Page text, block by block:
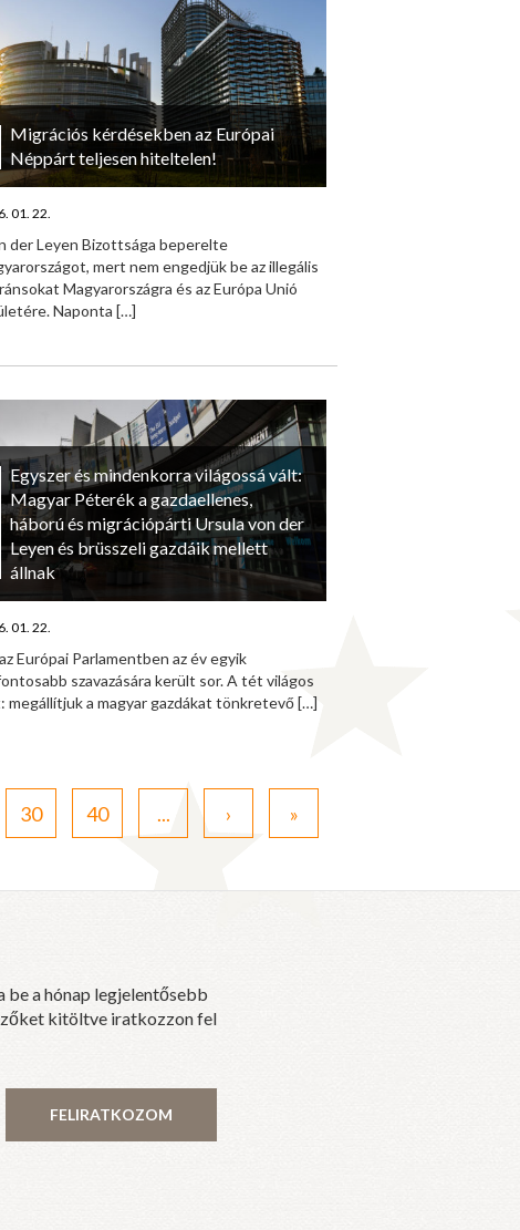
Migrációs kérdésekben az Európai
Néppárt teljesen hiteltelen!
01. 22.
der Leyen Bizottsága beperelte
mert nem engedjük be az illegális
Magyarországra és az Európa Unió
Naponta […]
Egyszer és mindenkorra világossá vált:
Magyar Péterék a gazdaellenes,
háború és migrációpárti Ursula von der
Leyen és brüsszeli gazdáik mellett
állnak
01. 22.
Európai Parlamentben az év egyik
szavazására került sor. A tét világos
megállítjuk a magyar gazdákat tönkretevő […]
30 40 ... › »
be a hónap legjelentősebb
kitöltve iratkozzon fel
FELIRATKOZOM